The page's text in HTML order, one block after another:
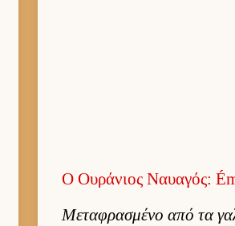
Ο Ουράνιος Ναυαγός:
Μεταφρασμένο από τα